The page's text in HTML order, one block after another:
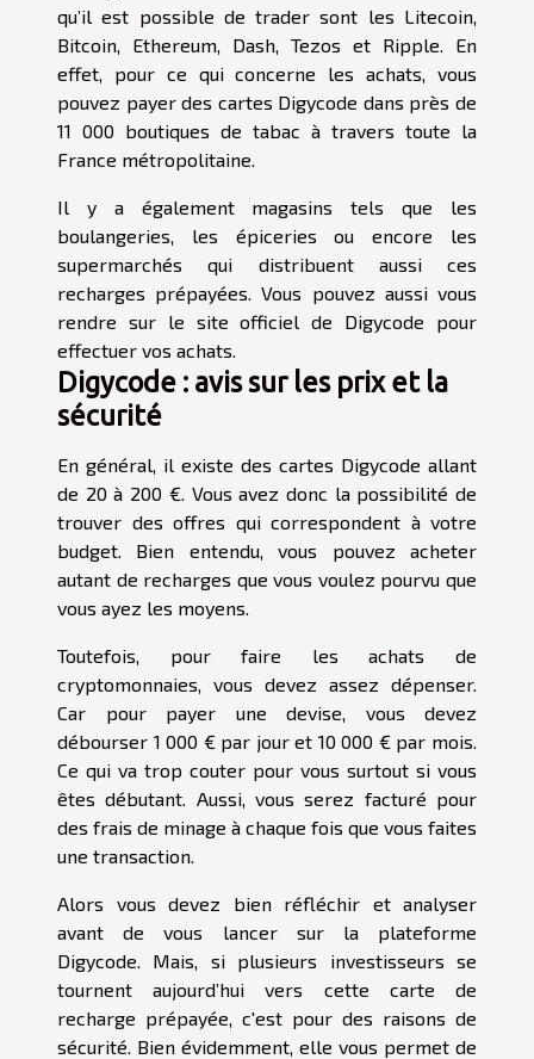
qu’il est possible de trader sont les Litecoin,
Bitcoin, Ethereum, Dash, Tezos et Ripple. En
effet, pour ce qui concerne les achats, vous
pouvez payer des cartes Digycode dans près de
11 000 boutiques de tabac à travers toute la
France métropolitaine.
Il y a également magasins tels que les
boulangeries, les épiceries ou encore les
supermarchés qui distribuent aussi ces
recharges prépayées. Vous pouvez aussi vous
rendre sur le site officiel de Digycode pour
effectuer vos achats.
Digycode : avis sur les prix et la
sécurité
En général, il existe des cartes Digycode allant
de 20 à 200 €. Vous avez donc la possibilité de
trouver des offres qui correspondent à votre
budget. Bien entendu, vous pouvez acheter
autant de recharges que vous voulez pourvu que
vous ayez les moyens.
Toutefois, pour faire les achats de
cryptomonnaies, vous devez assez dépenser.
Car pour payer une devise, vous devez
débourser 1 000 € par jour et 10 000 € par mois.
Ce qui va trop couter pour vous surtout si vous
êtes débutant. Aussi, vous serez facturé pour
des frais de minage à chaque fois que vous faites
une transaction.
Alors vous devez bien réfléchir et analyser
avant de vous lancer sur la plateforme
Digycode. Mais, si plusieurs investisseurs se
tournent aujourd’hui vers cette carte de
recharge prépayée, c'est pour des raisons de
sécurité. Bien évidemment, elle vous permet de